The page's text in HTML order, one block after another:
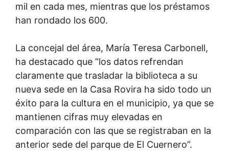
mil en cada mes, mientras que los préstamos
han rondado los 600.
La concejal del área, María Teresa Carbonell,
ha destacado que “los datos refrendan
claramente que trasladar la biblioteca a su
nueva sede en la Casa Rovira ha sido todo un
éxito para la cultura en el municipio, ya que se
mantienen cifras muy elevadas en
comparación con las que se registraban en la
anterior sede del parque de El Cuernero”.